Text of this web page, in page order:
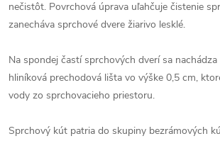
nečistôt. Povrchová úprava uľahčuje čistenie
zanecháva sprchové dvere žiarivo lesklé.
Na spondej častí sprchových dverí sa
hliníková prechodová lišta vo výške 0,5 cm,
vody zo sprchovacieho priestoru.
Sprchový kút patria do skupiny bezrámových